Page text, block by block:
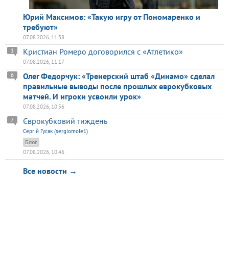
Юрий Максимов: «Такую игру от Пономаренко и
требуют»
07.08.2026, 11:38
Кристиан Ромеро договорился с «Атлетико»
1
07.08.2026, 11:17
Олег Федорчук: «Тренерский штаб «Динамо» сделал
правильные выводы после прошлых еврокубковых
матчей. И игроки усвоили урок»
6
07.08.2026, 10:56
Єврокубковий тиждень
7
Сергій Гусак (sergiomole1)
Блог
07.08.2026, 10:46
Все новости →